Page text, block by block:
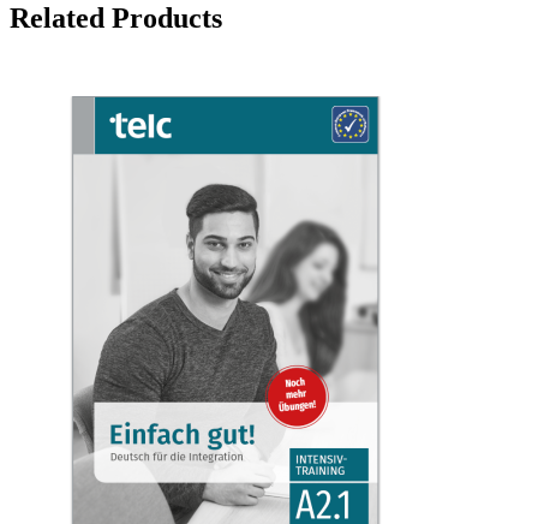
Related Products